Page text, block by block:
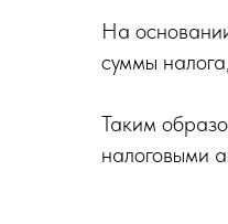
На
суммы
Таким
налоговыми